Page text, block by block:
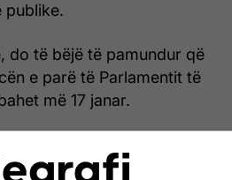
publike.
do të bëjë të pamundur që
e parë të Parlamentit të
më 17 janar.
referendumin për
nga Spanja,